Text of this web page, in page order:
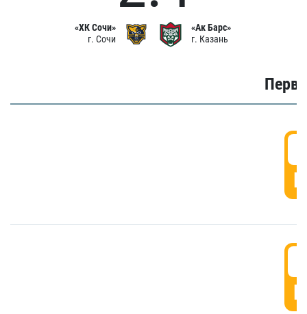
«ХК Сочи»
г. Сочи
«Ак Барс»
г. Казань